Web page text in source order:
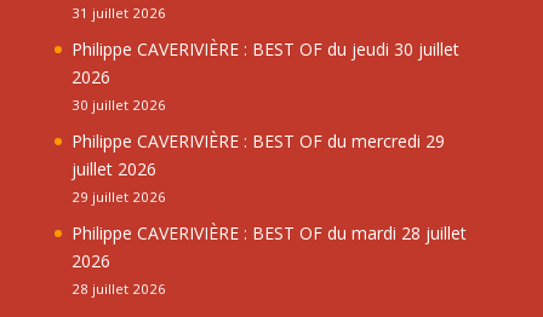
31 juillet 2026
Philippe CAVERIVIÈRE : BEST OF du jeudi 30 juillet
2026
30 juillet 2026
Philippe CAVERIVIÈRE : BEST OF du mercredi 29
juillet 2026
29 juillet 2026
Philippe CAVERIVIÈRE : BEST OF du mardi 28 juillet
2026
28 juillet 2026